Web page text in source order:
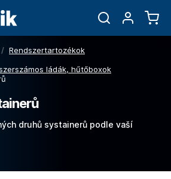
/ Rendszertartozékok
ládák, hűtőboxok
druhů systainerů podle vaší